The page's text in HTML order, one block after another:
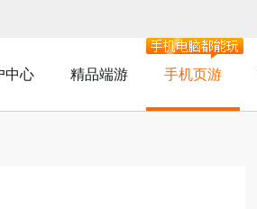
中心 精品端游 手机页游